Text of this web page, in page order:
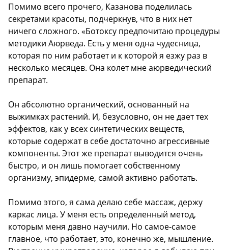
Помимо всего прочего, Казанова поделилась
секретами красоты, подчеркнув, что в них нет
ничего сложного. «Ботоксу предпочитаю процедуры
методики Аюрведа. Есть у меня одна чудесница,
которая по ним работает и к которой я езжу раз в
несколько месяцев. Она колет мне аюрведический
препарат.
Он абсолютно органический, основанный на
выжимках растений. И, безусловно, он не дает тех
эффектов, как у всех синтетических веществ,
которые содержат в себе достаточно агрессивные
компоненты. Этот же препарат выводится очень
быстро, и он лишь помогает собственному
организму, эпидерме, самой активно работать.
Помимо этого, я сама делаю себе массаж, держу
каркас лица. У меня есть определенный метод,
которым меня давно научили. Но самое-самое
главное, что работает, это, конечно же, мышление.